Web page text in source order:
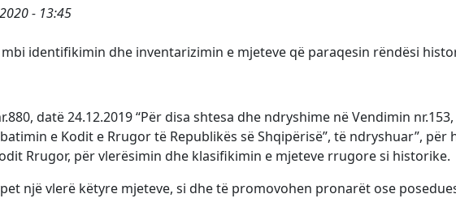
- 13:45
identifikimin dhe inventarizimin e mjeteve që paraqesin rëndësi
datë 24.12.2019 “Për disa shtesa dhe ndryshime në Vendimin
e Kodit e Rrugor të Republikës së Shqipërisë”, të ndryshuar”,
Rrugor, për vlerësimin dhe klasifikimin e mjeteve rrugore si historike.
një vlerë këtyre mjeteve, si dhe të promovohen pronarët ose